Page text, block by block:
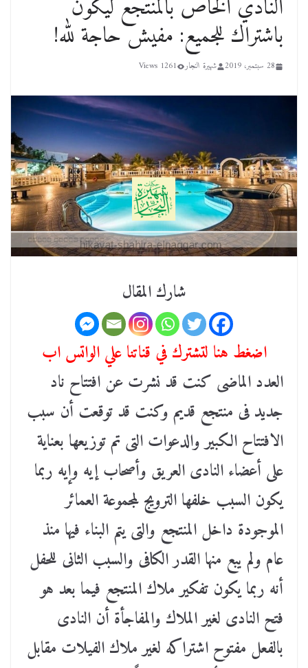
النادي الخاص بالمنتجع ليكون
باشتراك للجميع: مفيش حاجة لله!
28 سبتمبر، 2019 شهيرة النجار 1261 Views
شارك المقال
اضغط هنا لتشترك في قناتنا علي الواتس اب
العدد الماضى كنت قد نشرت عن افتتاح ناد
جديد فى منتجع قديم وكنت قد توقعت أن سبب
الافتتاح الكبير والدعوات التى تم توزيعها بعناية
على أعضاء النادى العريق وأصحاب إيه وإيه ربما
يكون السبب خلفها الترويج لمجموعة العمائر
الموجودة داخل المنتجع والتى يتم البناء فيها منذ
عام ولم يبع منها القدر الكافى والسبب الثانى للحفل
أنه ربما يكون تفكير ملاك المنتجع فيما بعد هو
فتح النادى لغير الملاك والمفاجأة أن النادى
بالفعل مفتوح اشتراكه لغير ملاك الفيلات مقابل